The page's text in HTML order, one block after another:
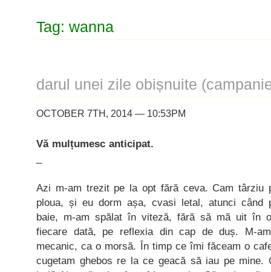
Tag: wanna
darul unei zile obișnuite
OCTOBER 7TH, 2014 — 10:53PM
Vă mulțumesc anticipat.
Azi m-am trezit pe la opt fără ceva. Cam târziu
ploua, și eu dorm așa, cvasi letal, atunci când
baie, m-am spălat în viteză, fără să mă uit în
fiecare dată, pe reflexia din cap de duș. M-
mecanic, ca o morsă. În timp ce îmi făceam o
cugetam ghebos re la ce geacă să iau pe